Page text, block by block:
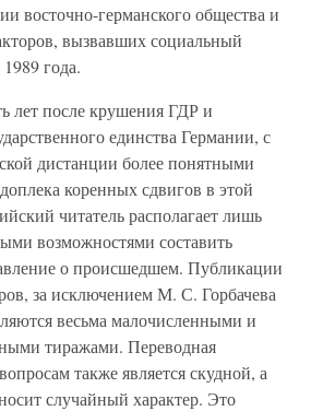
восточно-германского общества и
вызвавших социальный
года.
лет после крушения ГДР и
единства Германии, с
дистанции более понятными
коренных сдвигов в этой
читатель располагает лишь
возможностями составить
о происшедшем. Публикации
за исключением М. С. Горбачева
весьма малочисленными и
тиражами. Переводная
также является скудной, а
случайный характер. Это